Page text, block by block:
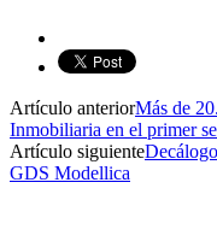
Artículo anteriorMás de
Inmobiliaria en el primer
Artículo siguiente
GDS Modellica